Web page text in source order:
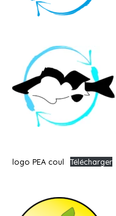
logo PEA coul Télécharger